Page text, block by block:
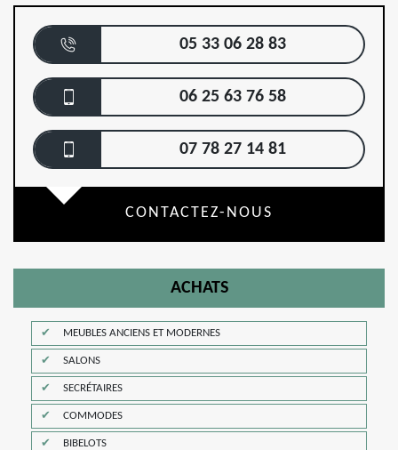
05 33 06 28 83
06 25 63 76 58
07 78 27 14 81
CONTACTEZ-NOUS
ACHATS
MEUBLES ANCIENS ET MODERNES
SALONS
SECRÉTAIRES
COMMODES
BIBELOTS